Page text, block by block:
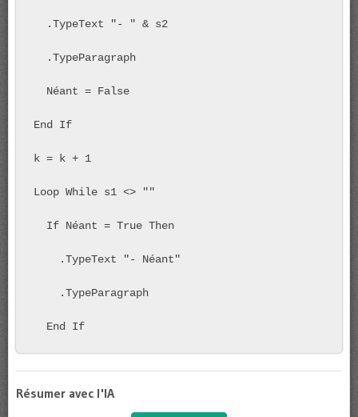
  .TypeText "- " & s2
  .TypeParagraph
  Néant = False
End If
k = k + 1
Loop While s1 <> ""
  If Néant = True Then
    .TypeText "- Néant"
    .TypeParagraph
  End If
Résumer avec l'IA